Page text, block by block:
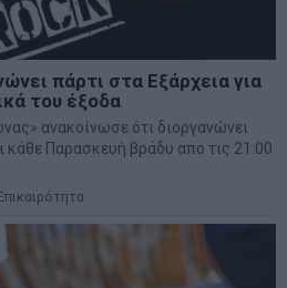
πάρτι στα Εξάρχεια για
του έξοδα
ανακοίνωσε ότι διοργανώνει
Παρασκευή βράδυ απο τις 21:00